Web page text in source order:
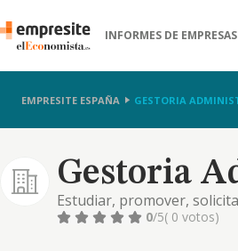
INFORMES DE EMPRESAS
EMPRESITE ESPAÑA GESTORIA
Gestoria
Estudiar, promover,
juridica reserv. a la
0/5( 0 votos)